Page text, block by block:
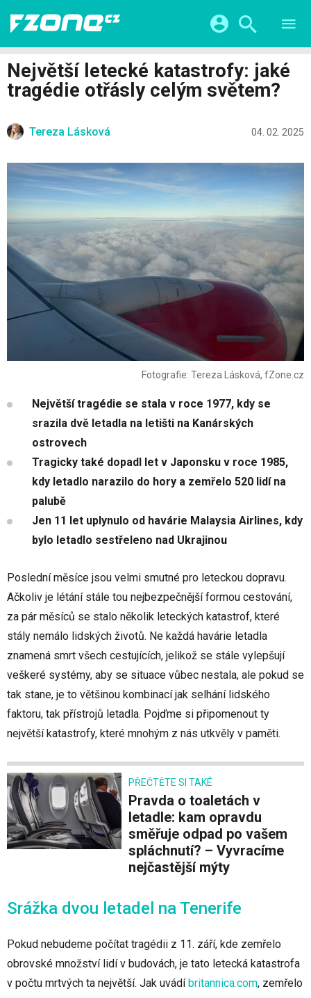
VIDEA
SERIÁLY
KATEGORIE
CHYTRÁ MĚSTA
ŽIVOT BUDOUCNOSTI
FINTECH
Facebook Google
Twitter Microsoft
Největší letecké katastrofy: jaké
tragédie otřásly celým světem?
Tereza Lásková 04. 02. 2025
Fotografie: Tereza Lásková, fZone.cz
Největší tragédie se stala v roce 1977, kdy se
srazila dvě letadla na letišti na Kanárských
ostrovech
Tragicky také dopadl let v Japonsku v roce 1985,
kdy letadlo narazilo do hory a zemřelo 520 lidí na
palubě
Jen 11 let uplynulo od havárie Malaysia Airlines, kdy
bylo letadlo sestřeleno nad Ukrajinou
Poslední měsíce jsou velmi smutné pro leteckou dopravu.
Ačkoliv je létání stále tou nejbezpečnější formou cestování,
za pár měsíců se stalo několik leteckých katastrof, které
stály nemálo lidských životů. Ne každá havárie letadla
znamená smrt všech cestujících, jelikož se stále vylepšují
veškeré systémy, aby se situace vůbec nestala, ale pokud se
tak stane, je to většinou kombinací jak selhání lidského
faktoru, tak přístrojů letadla. Pojďme si připomenout ty
největší katastrofy, které mnohým z nás utkvěly v paměti.
PŘEČTĚTE SI TAKÉ
Pravda o toaletách v
letadle: kam opravdu
směřuje odpad po vašem
spláchnutí? – Vyvracíme
nejčastější mýty
Srážka dvou letadel na Tenerife
Pokud nebudeme počítat tragédii z 11. září, kde zemřelo
obrovské množství lidí v budovách, je tato letecká katastrofa
v počtu mrtvých ta největší. Jak uvádí britannica.com, zemřelo